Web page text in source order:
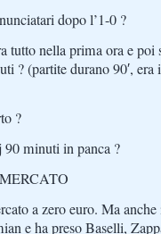
dopo l’1-0 ?
tutto nella prima ora e
? (partite durano 90′, era
?
90 minuti in panca ?
a zero euro. Ma
e ha preso Baselli,